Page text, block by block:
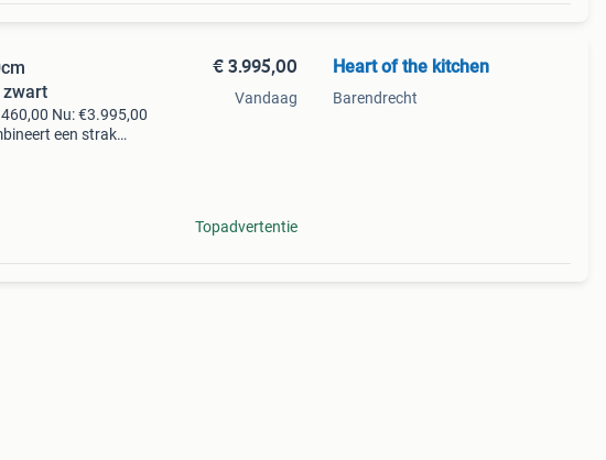
zwart
Nu: €3.995,00
een strak
€ 3.995,00
Vandaag
Topadvertentie
Heart of the kitchen
Barendrecht